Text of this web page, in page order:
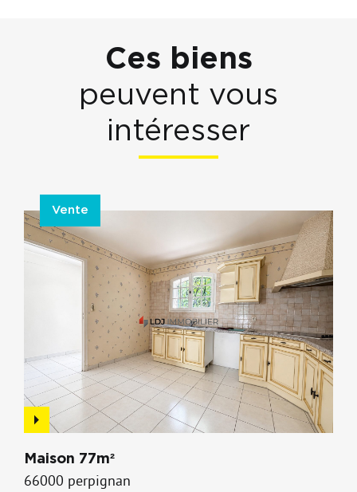
Ces biens
peuvent vous
intéresser
Vente
Maison 77m²
66000 perpignan